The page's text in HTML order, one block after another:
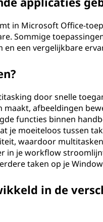
in Microsoft Office-
Sommige
een vergelijkbare
door snelle
afbeeldingen
functies binnen
je moeiteloos tussen
waardoor
in je workflow
taken op je
in de